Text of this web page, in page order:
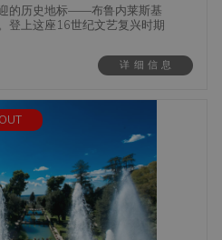
的历史地标——布鲁内莱斯基
登上这座16世纪文艺复兴时期
花大教堂之上，欣赏瓦萨里的
烈·奥尔恰尼亚和塔德奥·加
教堂博物馆收藏了许多为圣
其中包括米开朗基罗、多那
艺复兴时期的原作被移除，
的是，这些杰作现在都可以在
该博物馆被称为“Opera del
护佛罗伦萨大教堂最珍贵的艺
详细信息